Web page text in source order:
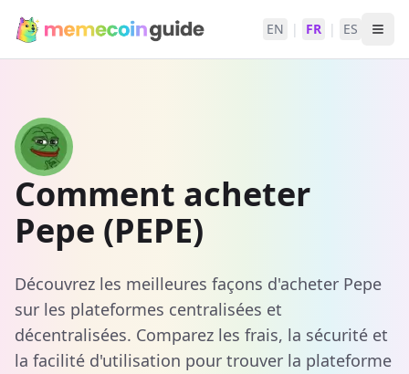
EN | FR | ES
Comment acheter
Pepe (PEPE)
Découvrez les meilleures façons d'acheter Pepe
sur les plateformes centralisées et
décentralisées. Comparez les frais, la sécurité et
la facilité d'utilisation pour trouver la plateforme